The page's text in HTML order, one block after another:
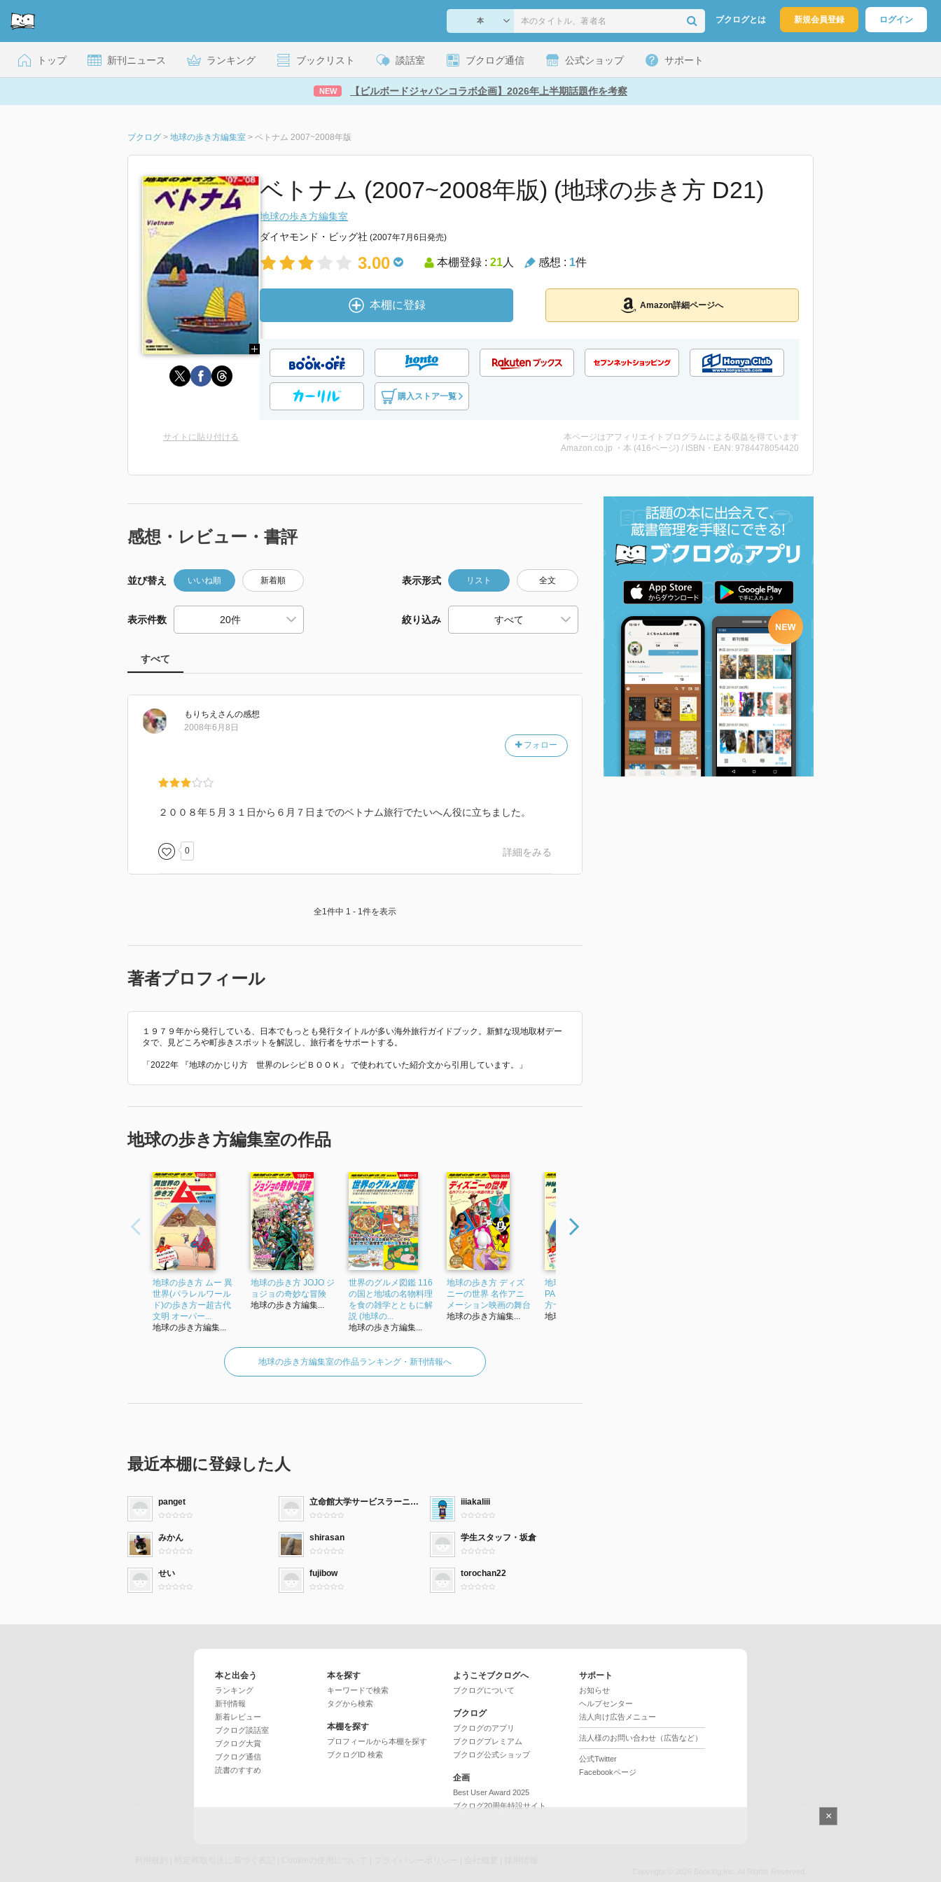
ブクログとは 新規会員登録 ログイン
トップ 新刊ニュース ランキング ブックリスト 談話室 ブクログ通信 公式ショップ サポート
NEW 【ビルボードジャパンコラボ企画】2026年上半期話題作を考察
ブクログ > 地球の歩き方編集室 > ベトナム 2007~2008年版
ベトナム (2007~2008年版) (地球の歩き方 D21)
地球の歩き方編集室
ダイヤモンド・ビッグ社 (2007年7月6日発売)
3.00 本棚登録 : 21人 感想 : 1件
本棚に登録 Amazon詳細ページへ
購入ストア一覧
サイトに貼り付ける
本ページはアフィリエイトプログラムによる収益を得ています
Amazon.co.jp ・本 (416ページ) / ISBN・EAN: 9784478054420
感想・レビュー・書評
並び替え いいね順 新着順 表示形式 リスト 全文
表示件数 絞り込み
すべて
もりちえ さんの感想
フォロー
2008年6月8日
２００８年５月３１日から６月７日までのベトナム旅行でたいへん役に立ちました。
0 詳細をみる
全1件中 1 - 1件を表示
著者プロフィール
１９７９年から発行している、日本でもっとも発行タイトルが多い海外旅行ガイドブック。新鮮な現地取材デー
タで、見どころや町歩きスポットを解説し、旅行者をサポートする。
「2022年 『地球のかじり方 世界のレシピＢＯＯＫ』 で使われていた紹介文から引用しています。」
地球の歩き方編集室の作品
地球の歩き方 ムー 異
世界(パラレルワール
ド)の歩き方ー超古代
文明 オーパー...
地球の歩き方編集...
地球の歩き方 JOJO ジ
ョジョの奇妙な冒険
地球の歩き方編集...
世界のグルメ図鑑 116
の国と地域の名物料理
を食の雑学とともに解
説 (地球の...
地球の歩き方編集...
地球の歩き方 ディズ
ニーの世界 名作アニ
メーション映画の舞台
地球の歩き方編集...
地球の歩き方 ムーJA
PAN ~神秘の国の歩き
方~
地球の歩き方編集...
地球の歩き方編集室の作品ランキング・新刊情報へ
最近本棚に登録した人
panget 立命館大学サービスラーニングセンター iiiakaliii
みかん shirasan 学生スタッフ・坂倉
せい fujibow torochan22
本と出会う
ランキング
新刊情報
新着レビュー
ブクログ談話室
ブクログ大賞
ブクログ通信
読書のすすめ
本を探す
キーワードで検索
タグから検索
本棚を探す
プロフィールから本棚を探す
ブクログID 検索
ようこそブクログへ
ブクログについて
ブクログ
ブクログのアプリ
ブクログプレミアム
ブクログ公式ショップ
企画
Best User Award 2025
ブクログ20周年特設サイト
サポート
お知らせ
ヘルプセンター
法人向け広告メニュー
法人様のお問い合わせ（広告など）
公式Twitter
Facebookページ
×